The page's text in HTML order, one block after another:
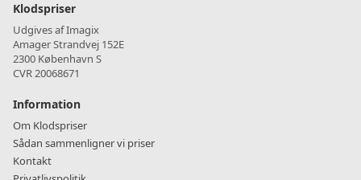
Klodspriser
Udgives af Imagix
Amager Strandvej 152E
2300 København S
CVR 20068671
Information
Om Klodspriser
Sådan sammenligner vi priser
Kontakt